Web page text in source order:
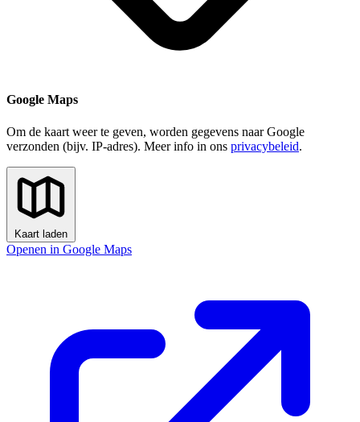
Google Maps
Om de kaart weer te geven, worden gegevens naar Google
verzonden (bijv. IP-adres). Meer info in ons privacybeleid.
Kaart laden
Openen in Google Maps